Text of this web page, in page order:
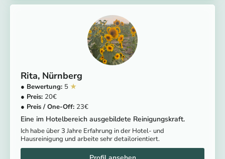
Rita Nürnberg
5
20
23
Eine im Hotelbereich ausgebildete Reinigungskraft.
Ich habe über 3 Jahre Erfahrung in der Hotel- und
Hausreinigung und arbeite sehr detailorientiert.